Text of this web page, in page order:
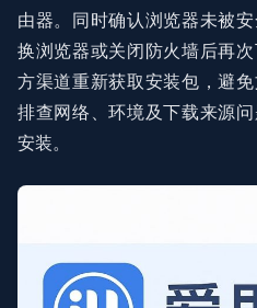
由器。同时确认浏览器未被
换浏览器或关闭防火墙后再
方渠道重新获取安装包，避
排查网络、环境及下载来源
安装。